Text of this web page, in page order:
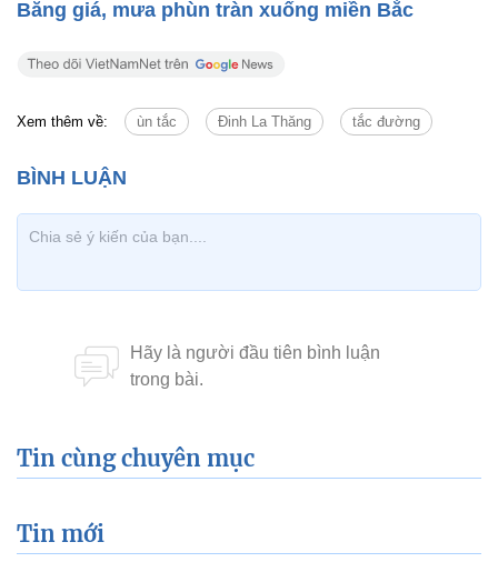
Băng giá, mưa phùn tràn xuống miền Bắc
Xem thêm về: ùn tắc Đinh La Thăng tắc đường
Tin cùng chuyên mục
Tin mới